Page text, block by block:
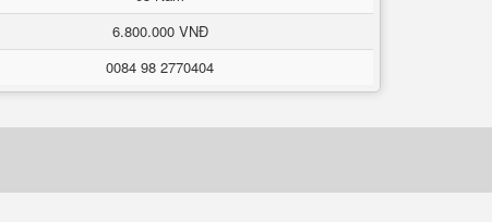
6.800.000 VNĐ
0084 98 2770404